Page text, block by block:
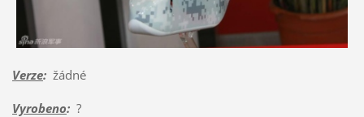
Verze:žádné
Vyrobeno:?